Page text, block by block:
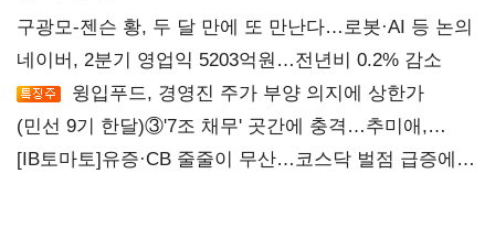
구광모-젠슨 황, 두 달 만에 또 만난다…로봇·AI 등 논의
네이버, 2분기 영업익 5203억원…전년비 0.2% 감소
윙입푸드, 경영진 주가 부양 의지에 상한가
(민선 9기 한달)③'7조 채무' 곳간에 충격…추미애,
20년만에 '비상재정' 선언 승부수
[IB토마토]유증·CB 줄줄이 무산…코스닥 벌점 급증에